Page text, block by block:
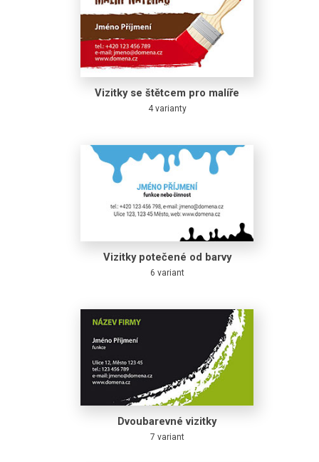
Vizitky se štětcem pro malíře
4 varianty
Vizitky potečené od barvy
6 variant
Dvoubarevné vizitky
7 variant